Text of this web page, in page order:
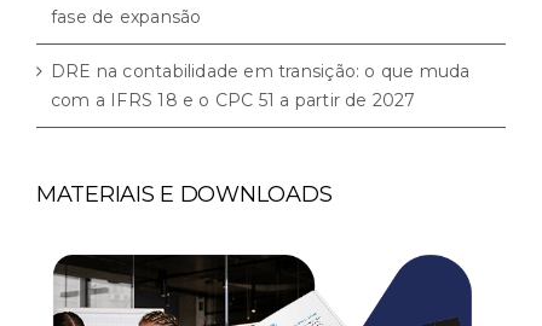
fase de expansão
DRE na contabilidade em transição: o que muda
com a IFRS 18 e o CPC 51 a partir de 2027
MATERIAIS E DOWNLOADS